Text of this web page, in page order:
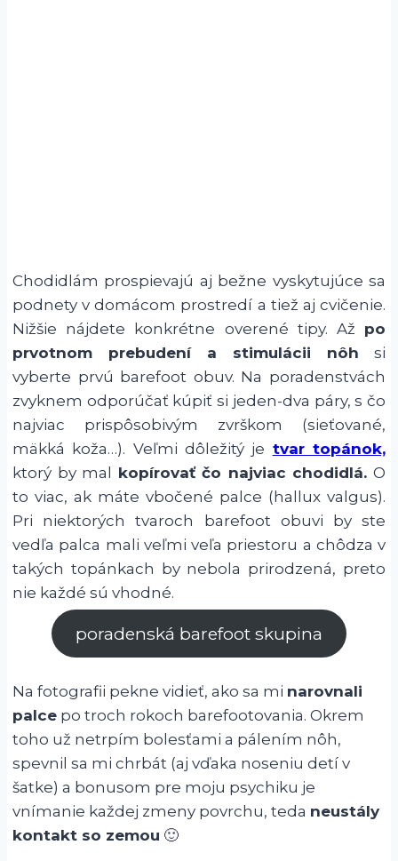
Chodidlám prospievajú aj bežne vyskytujúce sa
podnety v domácom prostredí a tiež aj cvičenie.
Nižšie nájdete konkrétne overené tipy. Až po
prvotnom prebudení a stimulácii nôh si
vyberte prvú barefoot obuv. Na poradenstvách
zvyknem odporúčať kúpiť si jeden-dva páry, s čo
najviac prispôsobivým zvrškom (sieťované,
mäkká koža…). Veľmi dôležitý je tvar topánok,
ktorý by mal kopírovať čo najviac chodidlá. O
to viac, ak máte vbočené palce (hallux valgus).
Pri niektorých tvaroch barefoot obuvi by ste
vedľa palca mali veľmi veľa priestoru a chôdza v
takých topánkach by nebola prirodzená, preto
nie každé sú vhodné.
poradenská barefoot skupina
Na fotografii pekne vidieť, ako sa mi narovnali
palce po troch rokoch barefootovania. Okrem
toho už netrpím bolesťami a pálením nôh,
spevnil sa mi chrbát (aj vďaka noseniu detí v
šatke) a bonusom pre moju psychiku je
vnímanie každej zmeny povrchu, teda neustály
kontakt so zemou 🙂